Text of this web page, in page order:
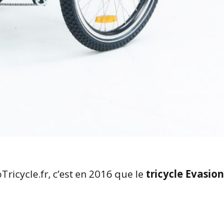
c’est en 2016 que le tricycle Evasion